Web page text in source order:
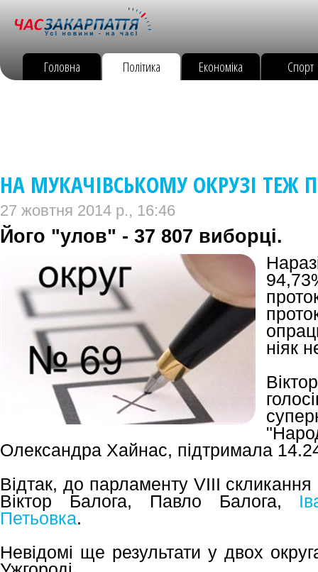
Головна Політика Економіка Спорт
НА МУКАЧІВСЬКОМУ ОКРУЗІ ТЕЖ
27 жовтня 2014 р., 16:46
Його "улов" - 37 807 виборці.
ніяк
Олександра Хайнас, підтримала
Відтак, до парламенту VIII скликання
Віктор Балога, Павло Балога,
Петьовка.
Невідомі ще результати у двох